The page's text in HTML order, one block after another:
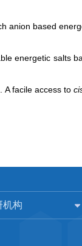
anion based
energetic salts
A facile access to
机构